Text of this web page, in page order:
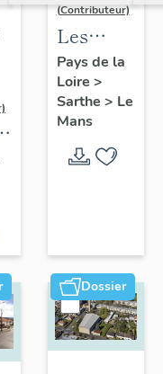
(Contributeur)
Les
faubourgs
du Mans
:
de
Pays de la
Loire >
Sarthe > Le
Mans
Dossier